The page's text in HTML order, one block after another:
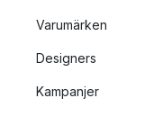
Varumärken
Designers
Kampanjer